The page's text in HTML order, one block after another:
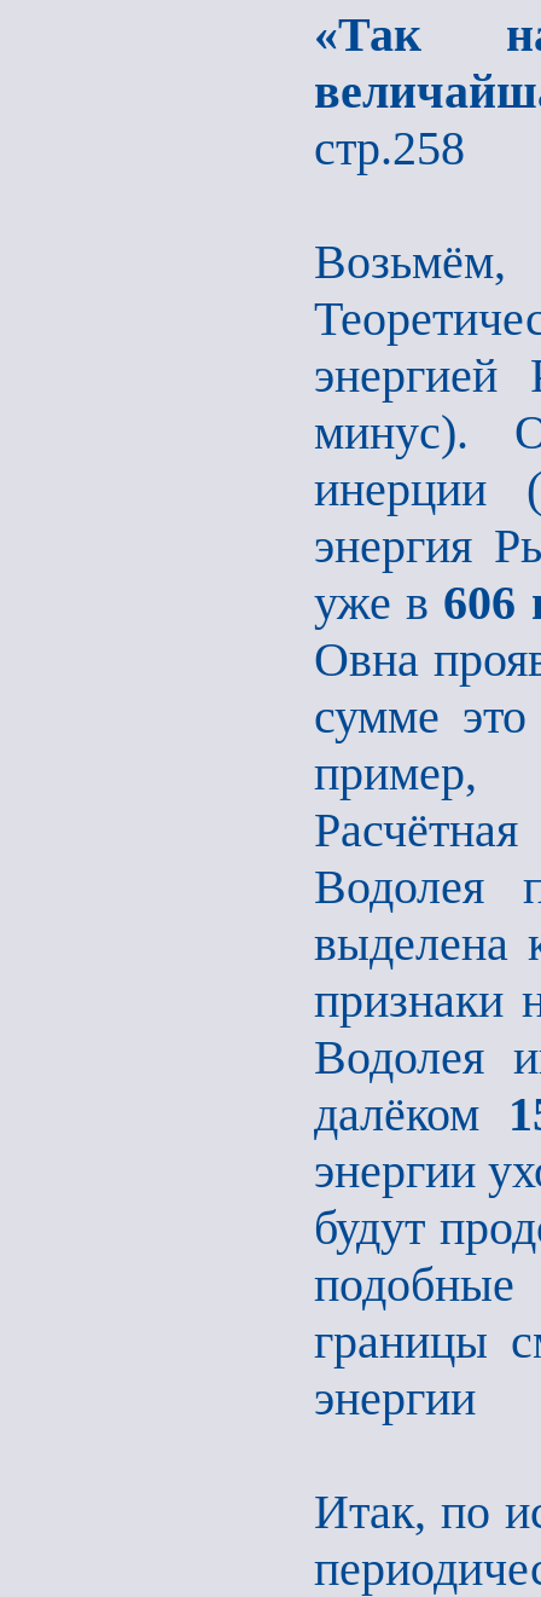
«Так
стр.258
минус).
инерции
энергия
уже в 606
Овна
сумме
пример,
Водолея
выделена
признаки
Водолея
далёком
энергии
будут
границы
энергии
Итак, по